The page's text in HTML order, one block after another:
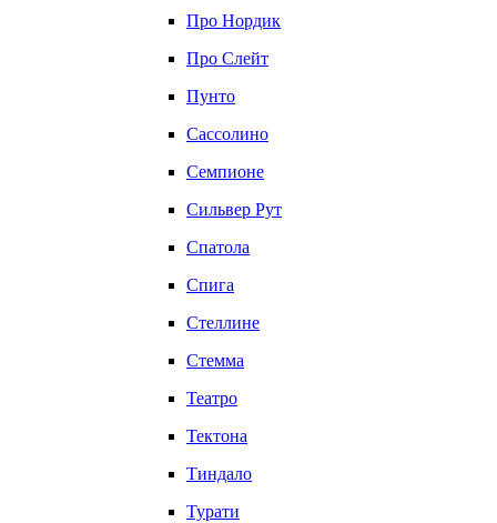
Про Нордик
Про Слейт
Пунто
Сассолино
Семпионе
Сильвер Рут
Спатола
Спига
Стеллине
Стемма
Театро
Тектона
Тиндало
Турати